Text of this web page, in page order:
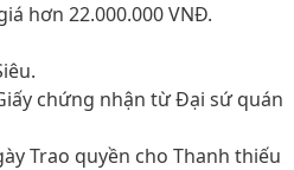
hơn 22.000.000 VNĐ.
chứng nhận từ Đại sứ quán
Trao quyền cho Thanh thiếu